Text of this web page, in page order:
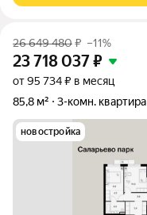
26 649 480₽ –11%
23 718 037₽
от 95 734 ₽ в месяц
85,8 м²
3-комн. квартира
новостройка